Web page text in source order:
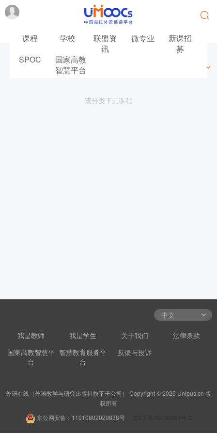
课程 学校
联盟资
讯
微专业
新课招
募
SPOC
国家高教
智慧平台
该分类下无课程
我是教师 我是学生 关于我们
法律条款
国家高教智慧平
台
智慧教育服务平
台
反馈与投诉
外研在线（外语教学与研究出版社旗下子公司） Copyright © 2025 Unipus.cn 版
权所有
京公网安备：11010802020838号